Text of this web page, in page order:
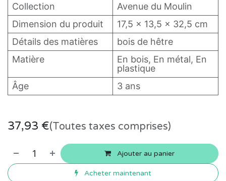
Collection
Avenue du Moulin
Dimension du produit
17,5 x 13,5 x 32,5 cm
Détails des matières
bois de hêtre
Matière
En bois, En métal, En
plastique
Âge
3 ans
37,93 €(Toutes taxes comprises)
Ajouter au panier
Acheter maintenant